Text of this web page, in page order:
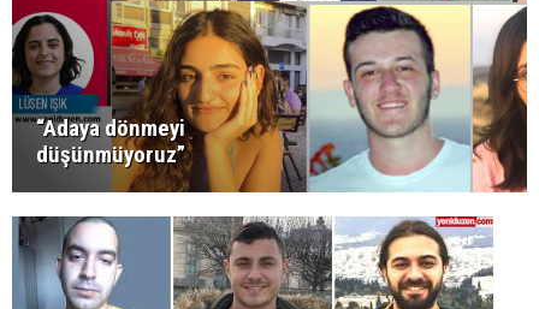
“Adaya dönmeyi
düşünmüyoruz”